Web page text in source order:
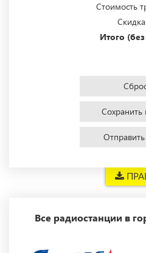
Стоимость
Итого
Сохранить
Отправить
Все радиостанции в